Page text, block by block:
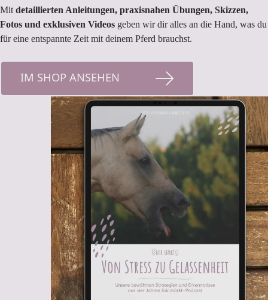
Mit detaillierten Anleitungen, praxisnahen Übungen, Skizzen,
Fotos und exklusiven Videos geben wir dir alles an die Hand, was du
für eine entspannte Zeit mit deinem Pferd brauchst.
IM SHOP ANSEHEN